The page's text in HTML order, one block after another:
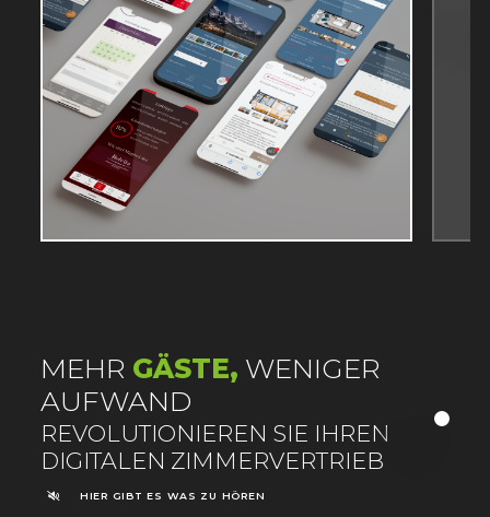
HIER GIBT ES WAS ZU HÖREN
MEHR GÄSTE, WENIGER
AUFWAND
:REVOLUTIONIEREN SIE IHREN
DIGITALEN ZIMMERVERTRIEB